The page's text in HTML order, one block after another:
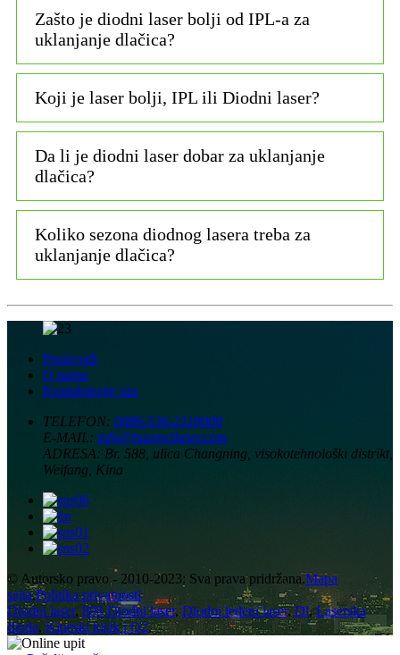
Zašto je diodni laser bolji od IPL-a za
uklanjanje dlačica?
Koji je laser bolji, IPL ili Diodni laser?
Da li je diodni laser dobar za uklanjanje
dlačica?
Koliko sezona diodnog lasera treba za
uklanjanje dlačica?
Proizvodi
O nama
Kontaktirajte nas
TELEFON: 0086-536-2110008
E-MAIL: info@huameilaser.com
ADRESA: Br. 588, ulica Changning, visokotehnološki distrikt,
Weifang, Kina
© Autorsko pravo - 2010-2023: Sva prava pridržana.Mapa
sajta,Politika privatnosti
Diodni laser, 808 Diodni laser,Diodni ledeni laser,Dl,Laserska
dioda, Kineski kisik i O2,